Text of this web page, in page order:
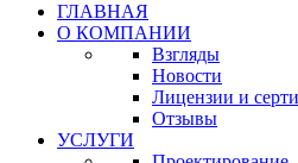
ГЛАВНАЯ
О КОМПАНИИ
Взгляды
Новости
Лицензии и
Отзывы
УСЛУГИ